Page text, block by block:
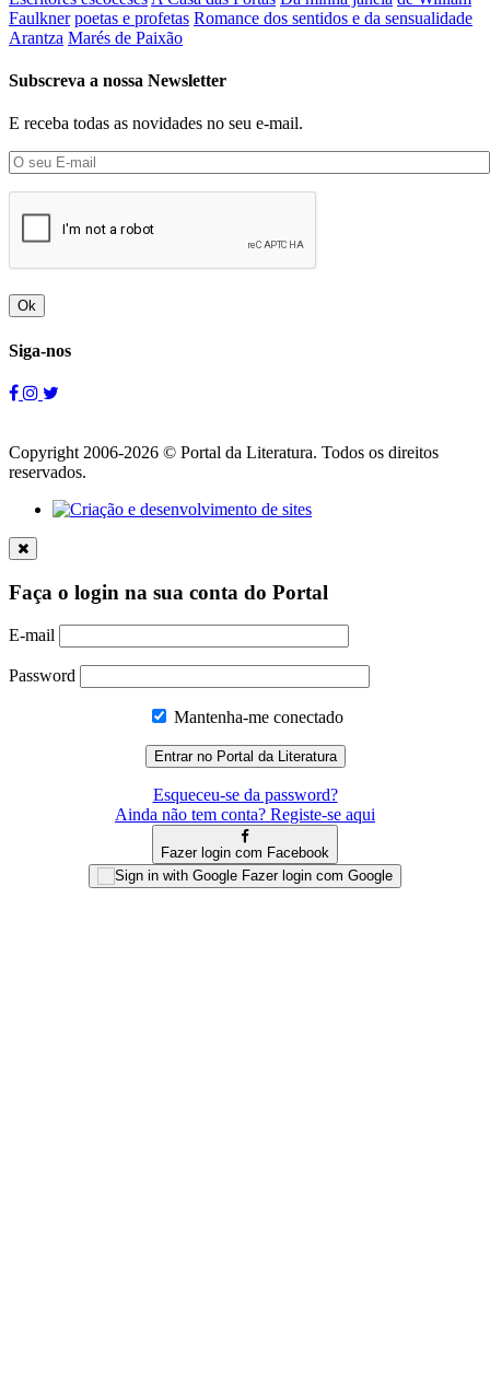
Faulkner poetas e profetas Romance dos sentidos e da sensualidade
Arantza Marés de Paixão
Subscreva a nossa Newsletter
E receba todas as novidades no seu e-mail.
Ok
Siga-nos
Copyright 2006-2026 © Portal da Literatura. Todos os direitos
reservados.
Faça o login na sua conta do Portal
E-mail
Password
Mantenha-me conectado
Esqueceu-se da password?
Ainda não tem conta? Registe-se aqui
Fazer login com Facebook
Fazer login com Google